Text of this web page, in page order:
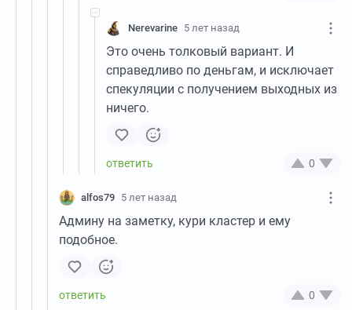
Nerevarine 5 лет назад
Это очень толковый вариант. И
справедливо по деньгам, и исключает
спекуляции с получением выходных из
ничего.
0
alfos79 5 лет назад
Админу на заметку, кури кластер и ему
подобное.
0